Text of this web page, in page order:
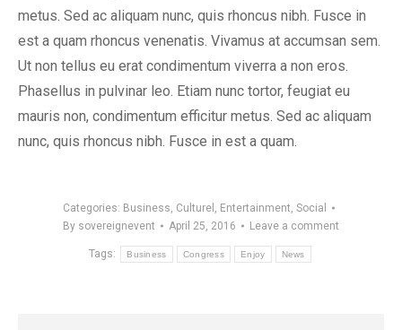
metus. Sed ac aliquam nunc, quis rhoncus nibh. Fusce in
est a quam rhoncus venenatis. Vivamus at accumsan sem.
Ut non tellus eu erat condimentum viverra a non eros.
Phasellus in pulvinar leo. Etiam nunc tortor, feugiat eu
mauris non, condimentum efficitur metus. Sed ac aliquam
nunc, quis rhoncus nibh. Fusce in est a quam.
Categories: Business, Culturel , Entertainment, Social
By sovereignevent April 25, 2016 Leave a comment
Tags: Business Congress Enjoy News